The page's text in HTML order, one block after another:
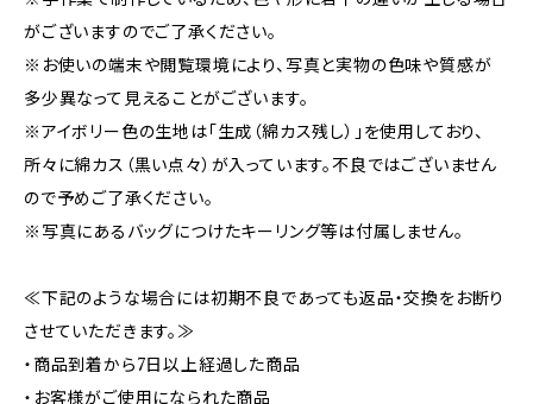
がございますのでご了承ください。
※お使いの端末や閲覧環境により、写真と実物の色味や質感が
多少異なって見えることがございます。
※アイボリー色の生地は「生成（綿カス残し）」を使用しており、
所々に綿カス（黒い点々）が入っています。不良ではございません
ので予めご了承ください。
※写真にあるバッグにつけたキーリング等は付属しません。
≪下記のような場合には初期不良であっても返品・交換をお断り
させていただきます。≫
・商品到着から7日以上経過した商品
・お客様がご使用になられた商品